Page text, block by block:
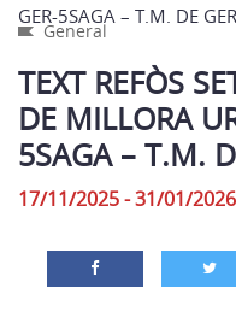
GER-5SAGA – T.M. DE GER
General
TEXT REFÒS
DE MILLORA
5SAGA – T.M.
17/11/2025 - 31/01/2026